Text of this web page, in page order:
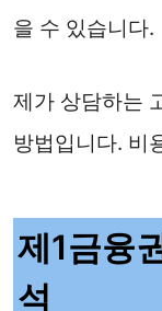
을 수 있습니다.
제가 상담하는
방법입니다. 비
제1금융
석